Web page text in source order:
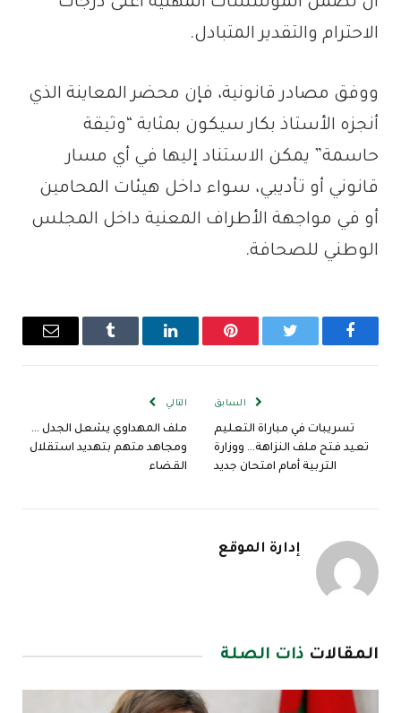
الاحترام والتقدير المتبادل.
ووفق مصادر قانونية، فإن محضر المعاينة الذي
أنجزه الأستاذ بكار سيكون بمثابة “وثيقة
حاسمة” يمكن الاستناد إليها في أي مسار
قانوني أو تأديبي، سواء داخل هيئات المحامين
أو في مواجهة الأطراف المعنية داخل المجلس
الوطني للصحافة.
فيسبوك تويتر بينتيريستلينكدإن Tumblr
البريد
السابق
تسريبات في مباراة التعليم
تعيد فتح ملف النزاهة… ووزارة
التربية أمام امتحان جديد
التالي
ملف المهداوي يشعل الجدل …
ومجاهد متهم بتهديد استقلال
القضاء
إدارة الموقع
المقالات ذات الصلة